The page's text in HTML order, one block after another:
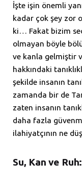
İşte işin önemli
kadar çok şey zor
ki… Fakat bizim
olmayan böyle
ve kanla gelmiştir
hakkındaki
şekilde insanın
zamanda bir de
zaten insanın
daha fazla
ilahiyatçının ne
Su, Kan ve